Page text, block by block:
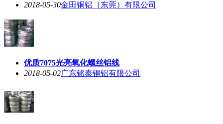
2018-05-30金田铜铝（东莞）有限公司
优质7075光亮氧化螺丝铝线
2018-05-02广东铭泰铜铝有限公司